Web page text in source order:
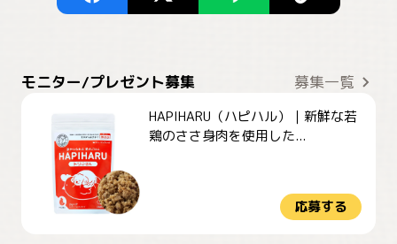
モニター/プレゼント募集 募集一覧
HAPIHARU（ハピハル）｜新鮮な若
鶏のささ身肉を使用した...
応募する